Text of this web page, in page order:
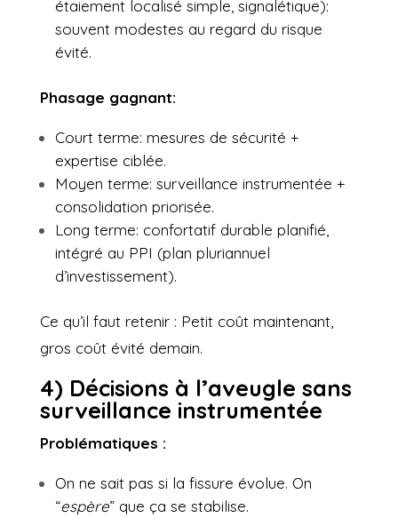
étaiement localisé simple, signalétique):
souvent modestes au regard du risque
évité.
Phasage gagnant:
Court terme: mesures de sécurité +
expertise ciblée.
Moyen terme: surveillance instrumentée +
consolidation priorisée.
Long terme: confortatif durable planifié,
intégré au PPI (plan pluriannuel
d’investissement).
Ce qu’il faut retenir : Petit coût maintenant,
gros coût évité demain.
4) Décisions à l’aveugle sans
surveillance instrumentée
Problématiques :
On ne sait pas si la fissure évolue. On
“espère” que ça se stabilise.